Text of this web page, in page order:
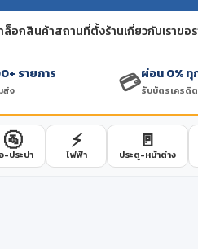
ล็อกสินค้าสถานที่ตั้งร้านเกี่ยวกับเราขอ
รายการ
ส่ง 💳ผ่อน 0% ทุ
รับบัตรเครดิ
🚰
-ประปา
⚡
ไฟฟ้า
🚪
ประตู-หน้าต่าง